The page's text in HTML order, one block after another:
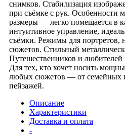
снимков. Стабилизация
при съёмке с рук. Особенности
размеры — легко помещается в
интуитивное управление,
съёмки. Режимы для портретов,
сюжетов. Стильный
Путешественников и любителей
Для тех, кто хочет носить
любых сюжетов — от семейных
пейзажей.
Описание
Характеристики
Доставка и оплата
-